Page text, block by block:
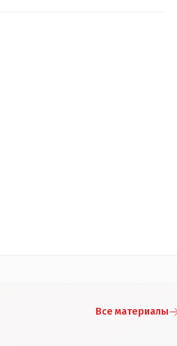
Все материалы